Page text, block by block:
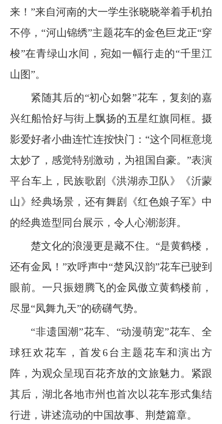
来！”来自河南的大一学生张晓晓举着手机拍
不停，“河山锦绣”主题花车的金色巨龙正“穿
梭”在青绿山水间，宛如一幅行走的“千里江
山图”。
紧随其后的“初心如磐”花车，复刻的嘉
兴红船恰好与街上飘扬的五星红旗同框。摄
影爱好者小曲连忙连按快门：“这个同框意境
太妙了，感觉特别激动，为祖国自豪。”表演
平台车上，民族歌剧《洪湖赤卫队》《沂蒙
山》经典场景，还有舞剧《红色娘子军》中
的经典造型同台展示，令人心潮澎湃。
楚文化的浪漫更是藏不住。“是黄鹤楼，
还有金凤！”欢呼声中“楚风汉韵”花车已驶到
眼前。一只振翅腾飞的金凤傲立黄鹤楼前，
尽显“凤舞九天”的磅礴气势。
“非遗国潮”花车、“动漫萌宠”花车、全
球狂欢花车，首发6台主题花车和演出方
阵，为观众呈现百花齐放的文旅魅力。紧跟
其后，湖北各地市州也首次以花车形式集结
行进，讲述流动的中国故事、荆楚篇章。